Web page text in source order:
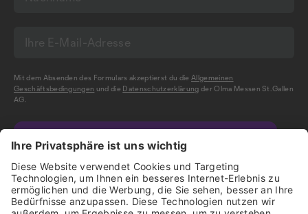
Mit dem Absenden des Formulars akzeptierst du dieAllgemeinen
Geschäftsbedingungen und die Datenschutzerklärung der Olma Messen St.Gallen
AG.